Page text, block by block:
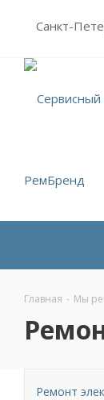
Санкт-
Главная - Мы
Ремонт